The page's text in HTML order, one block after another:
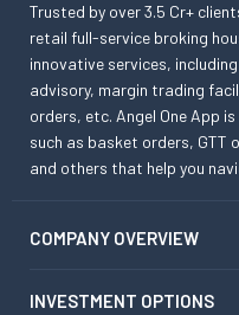
Trusted by over 3.5 Cr+
retail full-service broking
innovative services,
advisory, margin trading
orders, etc. Angel One App
such as basket orders, GTT
and others that help you
COMPANY OVERVIEW
INVESTMENT OPTIONS